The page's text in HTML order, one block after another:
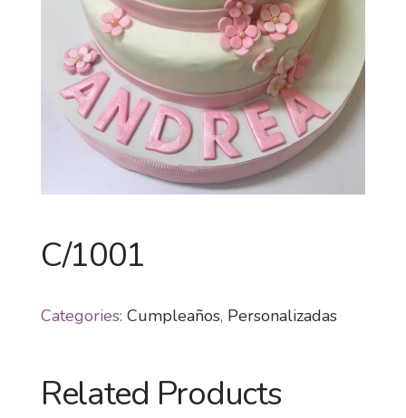
C/1001
Categories: Cumpleaños, Personalizadas
Related Products